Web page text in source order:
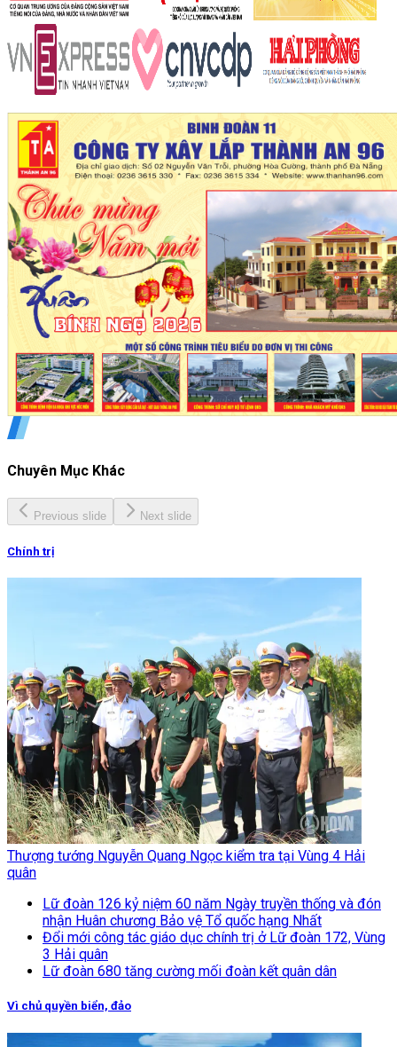
Chuyên Mục Khác
Previous slide Next slide
Chính trị
Thượng tướng Nguyễn Quang Ngọc kiểm tra tại Vùng 4 Hải
quân
Lữ đoàn 126 kỷ niệm 60 năm Ngày truyền thống và đón
nhận Huân chương Bảo vệ Tổ quốc hạng Nhất
Đổi mới công tác giáo dục chính trị ở Lữ đoàn 172, Vùng
3 Hải quân
Lữ đoàn 680 tăng cường mối đoàn kết quân dân
Vì chủ quyền biển, đảo